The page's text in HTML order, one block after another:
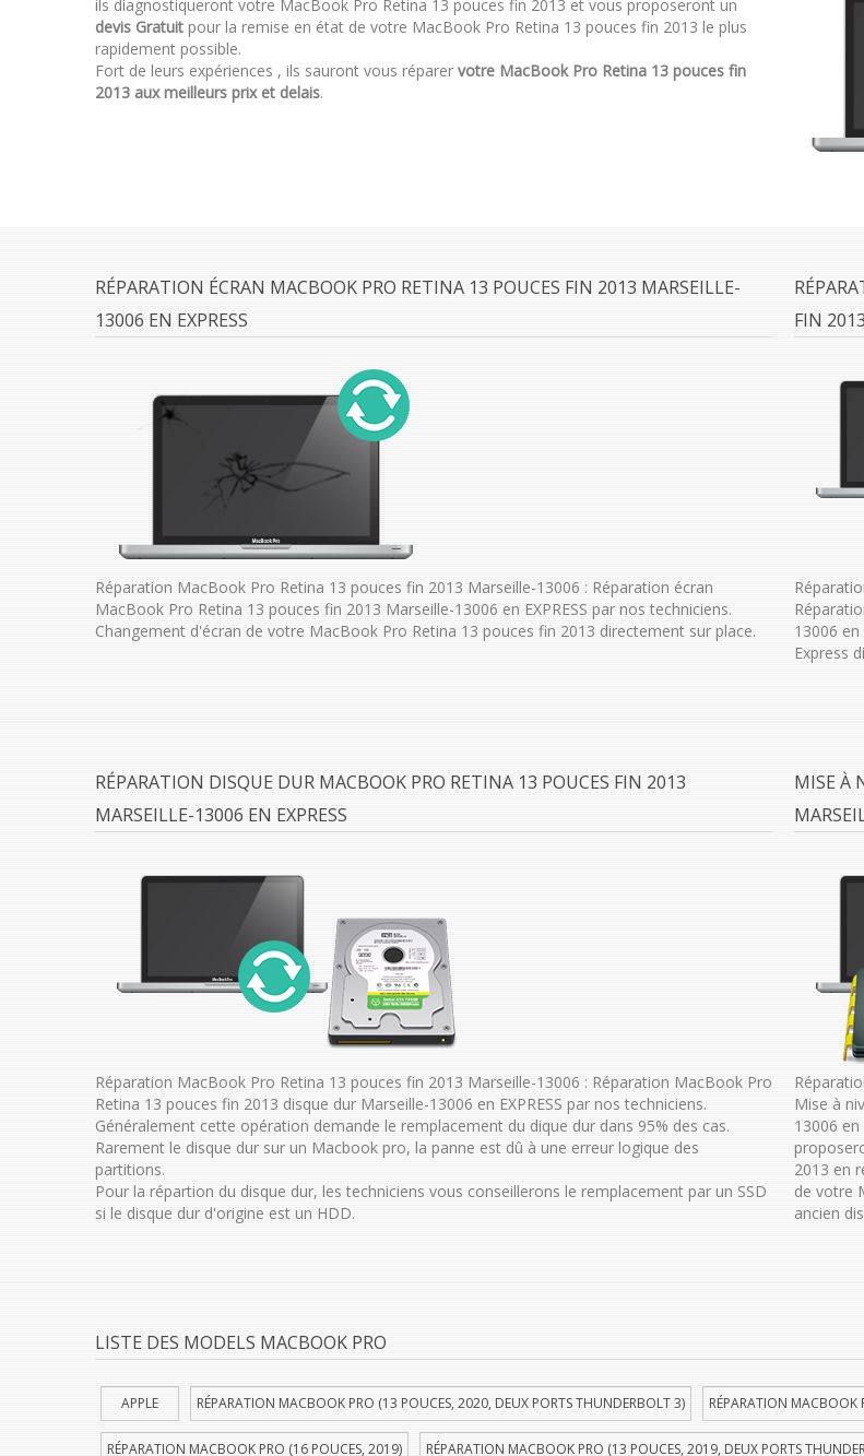
ils diagnostiqueront votre MacBook Pro Retina 13 pouces fin 2013 et vous proposeront un
devis Gratuit pour la remise en état de votre MacBook Pro Retina 13 pouces fin 2013 le plus
rapidement possible.
Fort de leurs expériences , ils sauront vous réparer votre MacBook Pro Retina 13 pouces fin
2013 aux meilleurs prix et delais.
RÉPARATION ÉCRAN MACBOOK PRO RETINA 13 POUCES FIN 2013 MARSEILLE-
13006 EN EXPRESS
Réparation MacBook Pro Retina 13 pouces fin 2013 Marseille-13006 : Réparation écran
MacBook Pro Retina 13 pouces fin 2013 Marseille-13006 en EXPRESS par nos techniciens.
Changement d'écran de votre MacBook Pro Retina 13 pouces fin 2013 directement sur place.
FIN
13006 en
Express
RÉPARATION DISQUE DUR MACBOOK PRO RETINA 13 POUCES FIN 2013
MARSEILLE-13006 EN EXPRESS
Réparation MacBook Pro Retina 13 pouces fin 2013 Marseille-13006 : Réparation MacBook Pro
Retina 13 pouces fin 2013 disque dur Marseille-13006 en EXPRESS par nos techniciens.
Généralement cette opération demande le remplacement du dique dur dans 95% des cas.
Rarement le disque dur sur un Macbook pro, la panne est dû à une erreur logique des
partitions.
Pour la répartion du disque dur, les techniciens vous conseillerons le remplacement par un SSD
si le disque dur d'origine est un HDD.
MISE À
Mise à
13006 en
2013 en
de votre
ancien
LISTE DES MODELS MACBOOK PRO
APPLE RÉPARATION MACBOOK PRO (13 POUCES, 2020, DEUX PORTS THUNDERBOLT 3) RÉPARATION MACBOOK
RÉPARATION MACBOOK PRO (16 POUCES, 2019) RÉPARATION MACBOOK PRO (13 POUCES, 2019, DEUX PORTS